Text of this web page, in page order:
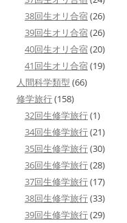
38回生オリ合宿(26)
39回生オリ合宿(26)
40回生オリ合宿(20)
41回生オリ合宿(19)
人間科学類型 (66)
修学旅行(158)
32回生修学旅行(1)
34回生修学旅行(21)
35回生修学旅行(30)
36回生修学旅行(28)
37回生修学旅行(17)
38回生修学旅行(33)
39回生修学旅行(29)